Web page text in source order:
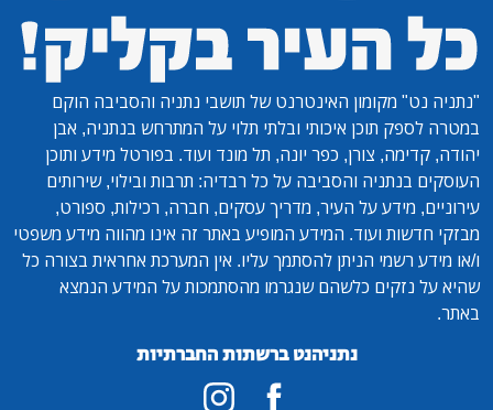
"נתניה נט" מקומון האינטרנט של תושבי נתניה והסביבה הוקם
במטרה לספק תוכן איכותי ובלתי תלוי על המתרחש בנתניה, אבן
יהודה, קדימה, צורן, כפר יונה, תל מונד ועוד. בפורטל מידע ותוכן
העוסקים בנתניה והסביבה על כל רבדיה: תרבות ובילוי, שירותים
עירוניים, מידע על העיר, מדריך עסקים, חברה, רכילות, ספורט,
מבזקי חדשות ועוד. המידע המופיע באתר זה אינו מהווה מידע משפטי
ו/או מידע רשמי הניתן להסתמך עליו. אין המערכת אחראית בצורה כל
שהיא על נזקים כלשהם שנגרמו מהסתמכות על המידע הנמצא
באתר.
נתניהנט ברשתות החברתיות